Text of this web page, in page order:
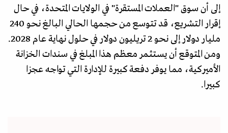
إلى أن سوق "العملات المستقرة" في الولايات المتحدة، في حال
إقرار التشريع، قد تتوسع من حجمها الحالي البالغ نحو 240
مليار دولار إلى نحو 2 تريليون دولار في حلول نهاية عام 2028.
ومن المتوقع أن يسـتثـمر معظم هذا المبلغ في سندات الخزانة
الأميركية، مما يوفر دفعة كبيرة للإدارة التي تواجه عجزا
كبيرا.